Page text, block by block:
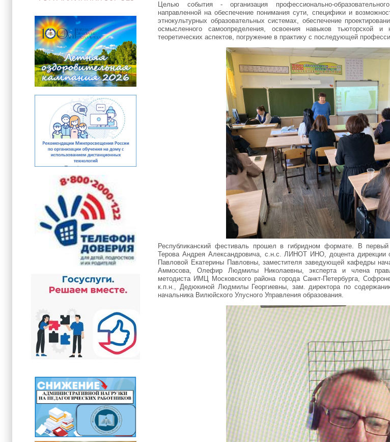
Целью события - организация профессионально-
направленной на обеспечение понимания сути, специфики и
этнокультурных образовательных системах, обеспечение
осмысленного самоопределения, освоения навыков тьюторской и
теоретических аспектов, погружение в практику с последующей
Республиканский фестиваль прошел в гибридном формате. В
Терова Андрея Александровича, с.н.с. ЛИНОТ ИНО, доцента
Павловой Екатерины Павловны, заместителя заведующей кафедры
Аммосова, Олефир Людмилы Николаевны, эксперта и члена
методиста ИМЦ Московского района города Санкт-Петербурга,
к.п.н., Дедюкиной Людмилы Георгиевны, зам. директора по
начальника Вилюйского Улусного Управления образования.